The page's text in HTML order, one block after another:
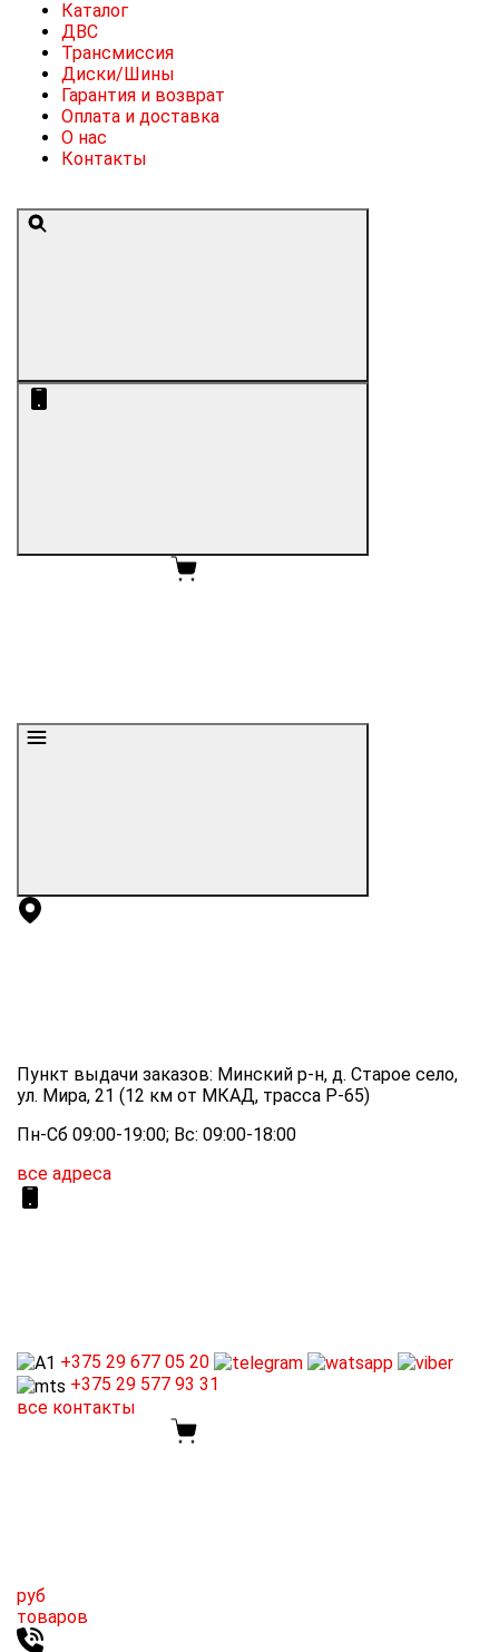
Каталог
ДВС
Трансмиссия
Диски/Шины
Гарантия и возврат
Оплата и доставка
О нас
Контакты
Пункт выдачи заказов: Минский р-н, д. Старое село,
ул. Мира, 21 (12 км от МКАД, трасса P-65)
Пн-Сб 09:00-19:00; Вс: 09:00-18:00
все адреса
+375 29 677 05 20
+375 29 577 93 31
все контакты
руб
товаров